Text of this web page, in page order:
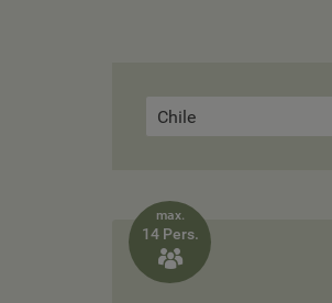
Chile
max.
14 Pers.
